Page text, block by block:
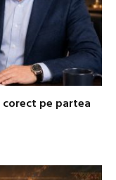
pe partea